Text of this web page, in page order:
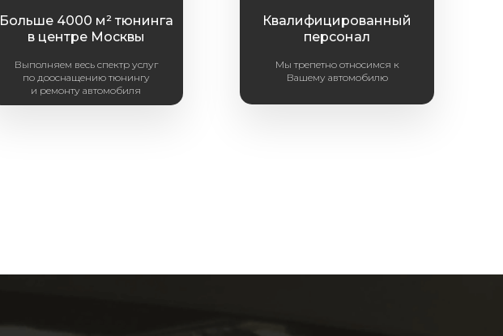
Больше 4000 м² тюнинга
в центре Москвы
Выполняем весь спектр услуг
по дооснащению тюнингу
и ремонту автомобиля
Квалифицированный
персонал
Мы трепетно относимся к
Вашему автомобилю